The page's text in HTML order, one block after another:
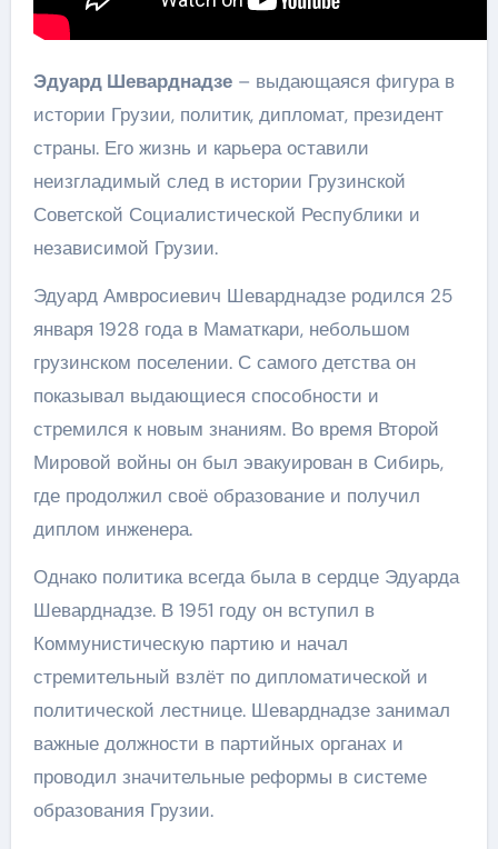
Эдуард Шеварднадзе– выдающаяся фигура в
истории Грузии, политик, дипломат, президент
страны. Его жизнь и карьера оставили
неизгладимый след в истории Грузинской
Советской Социалистической Республики и
независимой Грузии.
Эдуард Амвросиевич Шеварднадзе родился 25
января 1928 года в Маматкари, небольшом
грузинском поселении. С самого детства он
показывал выдающиеся способности и
стремился к новым знаниям. Во время Второй
Мировой войны он был эвакуирован в Сибирь,
где продолжил своё образование и получил
диплом инженера.
Однако политика всегда была в сердце Эдуарда
Шеварднадзе. В 1951 году он вступил в
Коммунистическую партию и начал
стремительный взлёт по дипломатической и
политической лестнице. Шеварднадзе занимал
важные должности в партийных органах и
проводил значительные реформы в системе
образования Грузии.